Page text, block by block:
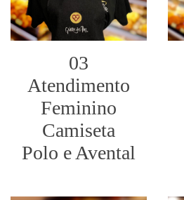
03
Atendimento
Feminino
Camiseta
Polo e Avental